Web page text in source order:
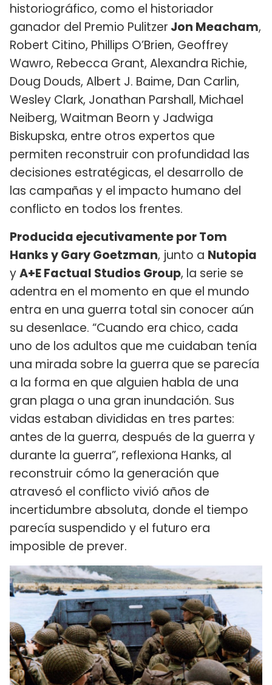
historiográfico, como el historiador
ganador del Premio Pulitzer Jon Meacham,
Robert Citino, Phillips O’Brien, Geoffrey
Wawro, Rebecca Grant, Alexandra Richie,
Doug Douds, Albert J. Baime, Dan Carlin,
Wesley Clark, Jonathan Parshall, Michael
Neiberg, Waitman Beorn y Jadwiga
Biskupska, entre otros expertos que
permiten reconstruir con profundidad las
decisiones estratégicas, el desarrollo de
las campañas y el impacto humano del
conflicto en todos los frentes.
Producida ejecutivamente por Tom
Hanks y Gary Goetzman, junto a Nutopia
yA+E Factual Studios Group, la serie se
adentra en el momento en que el mundo
entra en una guerra total sin conocer aún
su desenlace. “Cuando era chico, cada
uno de los adultos que me cuidaban tenía
una mirada sobre la guerra que se parecía
a la forma en que alguien habla de una
gran plaga o una gran inundación. Sus
vidas estaban divididas en tres partes:
antes de la guerra, después de la guerra y
durante la guerra”, reflexiona Hanks, al
reconstruir cómo la generación que
atravesó el conflicto vivió años de
incertidumbre absoluta, donde el tiempo
parecía suspendido y el futuro era
imposible de prever.